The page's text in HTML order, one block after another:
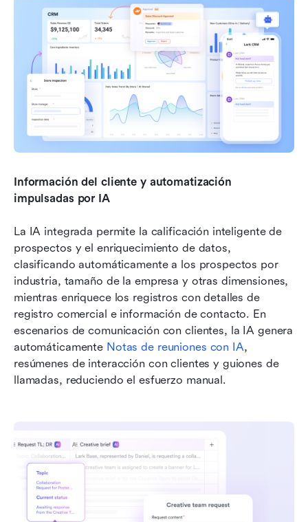
Información del cliente y automatización
impulsadas por IA
La IA integrada permite la calificación inteligente de
prospectos y el enriquecimiento de datos,
clasificando automáticamente a los prospectos por
industria, tamaño de la empresa y otras dimensiones,
mientras enriquece los registros con detalles de
registro comercial e información de contacto. En
escenarios de comunicación con clientes, la IA genera
automáticamente Notas de reuniones con IA,
resúmenes de interacción con clientes y guiones de
llamadas, reduciendo el esfuerzo manual.